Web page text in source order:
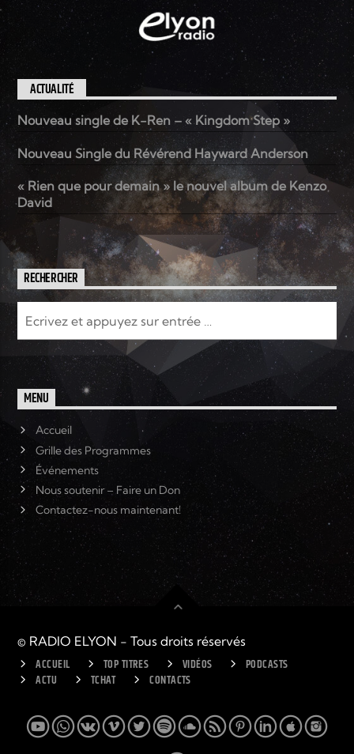
ACTUALITÉ
Nouveau single de K-Ren – « Kingdom Step »
Nouveau Single du Révérend Hayward Anderson
« Rien que pour demain » le nouvel album de Kenzo
David
RECHERCHER
MENU
Accueil
Grille des Programmes
Événements
Nous soutenir – Faire un Don
Contactez-nous maintenant!
© RADIO ELYON - Tous droits réservés
ACCUEIL TOP TITRES VIDÉOS
PODCASTS
ACTU
TCHAT CONTACTS